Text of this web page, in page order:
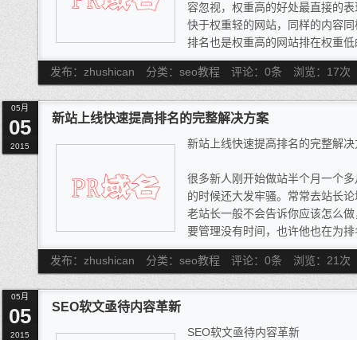
容忽视，权重高的好处最直接的
快于权重轻的网站，同样的内容
排名也是权重高的网站排在权重
然是远远高过权重低的站点，而
的财富，也是站长藉以赢利的重
三大诀窍话你知。
诀窍一：稳定压倒一切 切勿“
发布：zhushican 分类：seo教程 评论：0条 浏览： 17次
05月
05
2015
新站上线快速提高排名的完整解决方案
新站上线快速提高排名的完整解决
很多新人刚开始做站半个月一个
的时候还大发牢骚。常常去站长
老站长一般不会告诉你应该怎么
要管理没有时间，也许他也在为
的高度不同而已。不懂就要问就
人就目前新站上线2个月后关键字
首页的原因和各位详细的分享下!
发布：zhushican 分类：seo教程 评论：0条 浏览： 21 次
05月
05
2015
SEO软文亟待内容革新
SEO软文亟待内容革新